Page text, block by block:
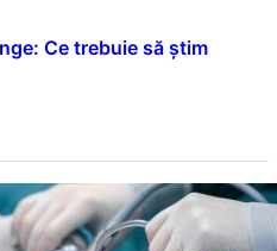
Ce trebuie să știm